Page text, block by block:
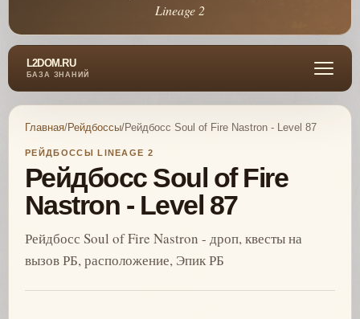
Lineage 2
L2DOM.RU
БАЗА ЗНАНИЙ
Главная/Рейдбоссы/Рейдбосс Soul of Fire Nastron - Level 87
РЕЙДБОССЫ LINEAGE 2
Рейдбосс Soul of Fire
Nastron - Level 87
Рейдбосс Soul of Fire Nastron - дроп, квесты на
вызов РБ, расположение, Эпик РБ